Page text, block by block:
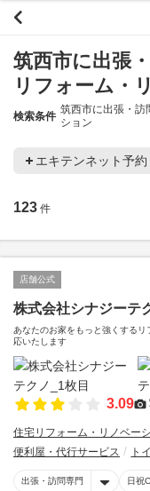
筑西市に出張
リフォーム・
検索条件
筑西市に出張・訪
ション
エキテンネット予約
123 件
店舗公式
株式会社シナジーテ
あなたのお家をもっと強くする
応いたします
3.09
住宅リフォーム・リノベー
便利屋・代行サービス
ト
出張・訪問専門 日祝